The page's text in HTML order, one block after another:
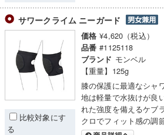
サワークライム ニーガード
比較対象にす
る
価格 ¥4,620（税込）
品番 #1125118
ブランド モンベル
【重量】125g
膝の保護に最適なシャ
地は軽量で水抜けが良
れた強度を備えるケブ
クロでフィット感の調